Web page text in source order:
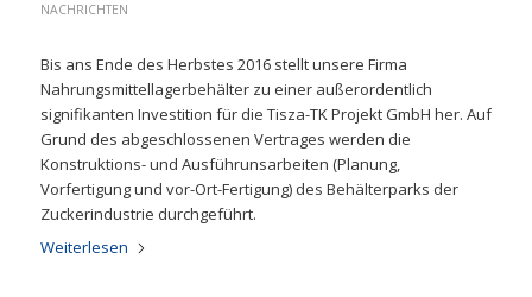
NACHRICHTEN
Bis ans Ende des Herbstes 2016 stellt unsere Firma
Nahrungsmittellagerbehälter zu einer außerordentlich
signifikanten Investition für die Tisza-TK Projekt GmbH her. Auf
Grund des abgeschlossenen Vertrages werden die
Konstruktions- und Ausführunsarbeiten (Planung,
Vorfertigung und vor-Ort-Fertigung) des Behälterparks der
Zuckerindustrie durchgeführt.
Weiterlesen